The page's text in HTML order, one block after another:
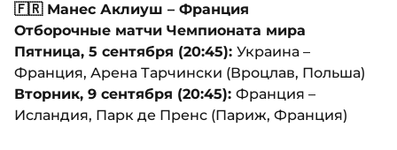
🇫🇷 Манес Аклиуш – Франция
Отборочные матчи Чемпионата мира
Пятница, 5 сентября (20:45): Украина –
Франция, Арена Тарчински (Вроцлав, Польша)
Вторник, 9 сентября (20:45): Франция –
Исландия, Парк де Пренс (Париж, Франция)